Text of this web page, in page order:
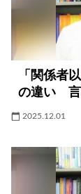
「関係者
の違い 言
2025.12.01